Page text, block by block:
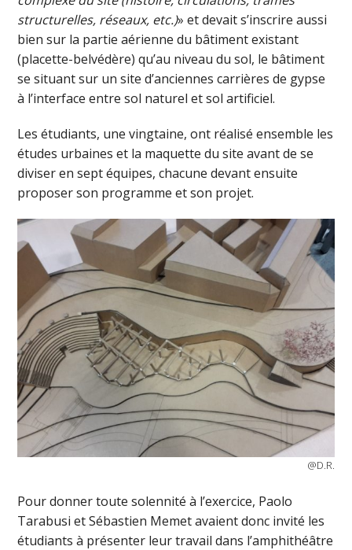
structurelles, réseaux, etc.)» et devait s’inscrire aussi
bien sur la partie aérienne du bâtiment existant
(placette-belvédère) qu’au niveau du sol, le bâtiment
se situant sur un site d’anciennes carrières de gypse
à l’interface entre sol naturel et sol artificiel.
Les étudiants, une vingtaine, ont réalisé ensemble les
études urbaines et la maquette du site avant de se
diviser en sept équipes, chacune devant ensuite
proposer son programme et son projet.
@D.R.
Pour donner toute solennité à l’exercice, Paolo
Tarabusi et Sébastien Memet avaient donc invité les
étudiants à présenter leur travail dans l’amphithéâtre